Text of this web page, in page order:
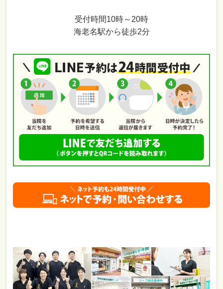
受付時間10時～20時
海老名駅から徒歩2分